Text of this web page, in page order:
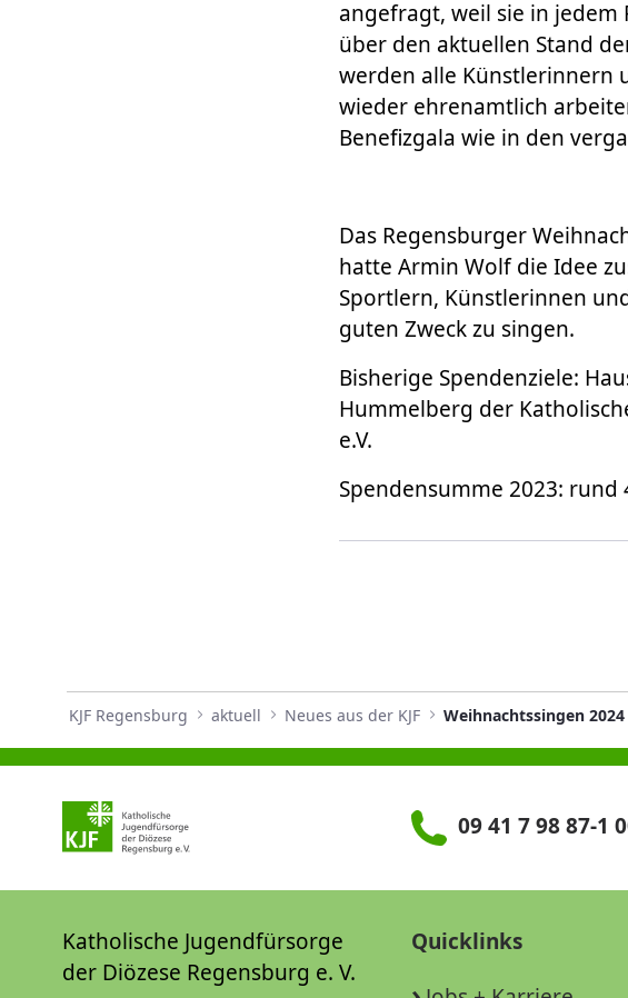
angefragt, weil sie in jedem
über den aktuellen Stand
werden alle Künstlerinnern
wieder ehrenamtlich
Benefizgala wie in den
Das Regensburger
hatte Armin Wolf die Idee
Sportlern, Künstlerinnen
guten Zweck zu singen.
Bisherige Spendenziele:
Hummelberg der
e.V.
Spendensumme 2023: rund
KJF Regensburg aktuell Neues aus der KJF
09 41 7 98 87-1
Katholische Jugendfürsorge
der Diözese Regensburg e. V.
Quicklinks